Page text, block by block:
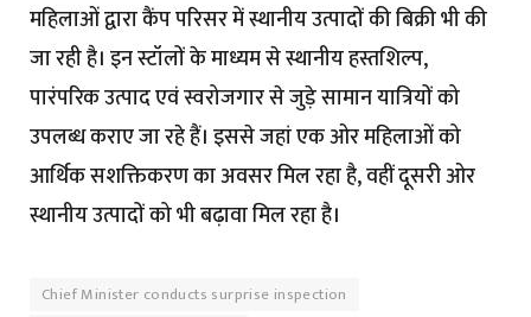
महिलाओं द्वारा कैंप परिसर में स्थानीय उत्पादों की बिक्री भी की
जा रही है। इन स्टॉलों के माध्यम से स्थानीय हस्तशिल्प,
पारंपरिक उत्पाद एवं स्वरोजगार से जुड़े सामान यात्रियों को
उपलब्ध कराए जा रहे हैं। इससे जहां एक ओर महिलाओं को
आर्थिक सशक्तिकरण का अवसर मिल रहा है, वहीं दूसरी ओर
स्थानीय उत्पादों को भी बढ़ावा मिल रहा है।
Chief Minister conducts surprise inspection